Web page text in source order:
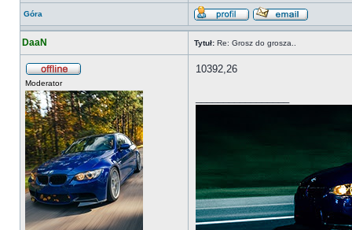
Góra
DaaN Tytuł: Re: Grosz do grosza..
Moderator
10392,26